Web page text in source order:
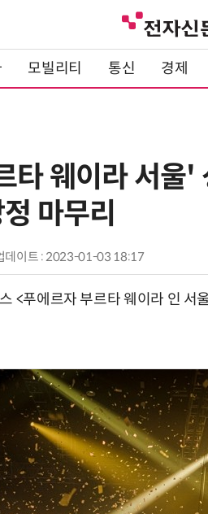
모빌리티 통신 경제
타 웨이라 서
마무리
데이트 : 2023-01-03 18:17
<푸에르자 부르타 웨이라 인